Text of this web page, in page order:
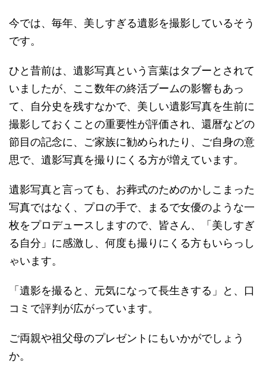
今では、毎年、美しすぎる遺影を撮影しているそう
です。
ひと昔前は、遺影写真という言葉はタブーとされて
いましたが、ここ数年の終活ブームの影響もあっ
て、自分史を残すなかで、美しい遺影写真を生前に
撮影しておくことの重要性が評価され、還暦などの
節目の記念に、ご家族に勧められたり、ご自身の意
思で、遺影写真を撮りにくる方が増えています。
遺影写真と言っても、お葬式のためのかしこまった
写真ではなく、プロの手で、まるで女優のような一
枚をプロデュースしますので、皆さん、「美しすぎ
る自分」に感激し、何度も撮りにくる方もいらっし
ゃいます。
「遺影を撮ると、元気になって長生きする」と、口
コミで評判が広がっています。
ご両親や祖父母のプレゼントにもいかがでしょう
か。